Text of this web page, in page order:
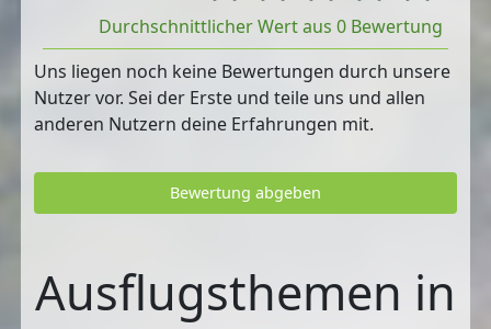
Durchschnittlicher Wert aus 0 Bewertung
Uns liegen noch keine Bewertungen durch unsere
Nutzer vor. Sei der Erste und teile uns und allen
anderen Nutzern deine Erfahrungen mit.
Bewertung abgeben
Ausflugsthemen in